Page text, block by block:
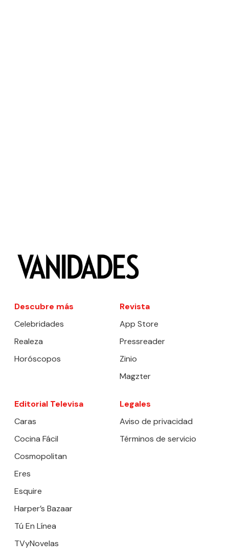
Descubre más
Celebridades
Realeza
Horóscopos
Revista
App Store
Pressreader
Zinio
Magzter
Editorial Televisa
Caras
Cocina Fácil
Cosmopolitan
Eres
Esquire
Harper’s Bazaar
Tú En Línea
TVyNovelas
Legales
Aviso de privacidad
Términos de servicio